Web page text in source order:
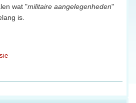
wat "militaire aangelegenheden"
is.